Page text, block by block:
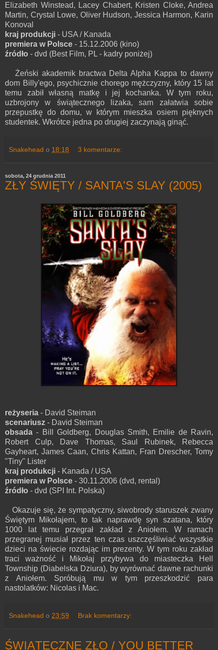
Elizabeth Winstead, Lacey Chabert, Kristen Cloke, Andrea
Martin, Crystal Lowe, Oliver Hudson, Jessica Harmon, Karin
Konoval
kraj produkcji - USA / Kanada
premiera w Polsce - 15.12.2006 (kino)
źródło - dvd (Best Film, PL - kadry poniżej)
Żeński akademik bractwa Delta Alpha Kappa to dawny
dom Billy'ego, psychicznie chorego mężczyzny, który 15 lat
temu zabił własną matkę i jej kochanka. W tym roku,
uzbrojony w świątecznego lizaka, sam załatwia sobie
przepustkę do domu, w którym mieszka osiem pięknych
studentek. Wkrótce jedna po drugiej zaczynają ginąć.
Snakehead o 18:18 3 komentarze:
sobota, 24 grudnia 2011
ZŁY ŚWIĘTY / SANTA'S SLAY (2005)
reżyseria - David Steiman
scenariusz - David Steiman
obsada - Bill Goldberg, Douglas Smith, Emilie de Ravin,
Robert Culp, Dave Thomas, Saul Rubinek, Rebecca
Gayheart, James Caan, Chris Kattan, Fran Drescher, Tomy
"Tiny" Lister
kraj produkcji - Kanada / USA
premiera w Polsce - 30.11.2006 (dvd, rental)
źródło - dvd (SPI Int. Polska)
Okazuje się, że sympatyczny, siwobrody staruszek zwany
Świętym Mikołajem, to tak naprawdę syn szatana, który
1000 lat temu przegrał zakład z Aniołem. W ramach
przegranej musiał przez ten czas uszczęśliwiać wszystkie
dzieci na świecie rozdając im prezenty. W tym roku zakład
traci ważność i Mikołaj przybywa do miasteczka Hell
Township (Diabelska Dziura), by wyrównać dawne rachunki
z Aniołem. Spróbują mu w tym przeszkodzić para
nastolatków: Nicolas i Mac.
Snakehead o 23:59 Brak komentarzy:
ŚWIĄTECZNE ZŁO / YOU BETTER